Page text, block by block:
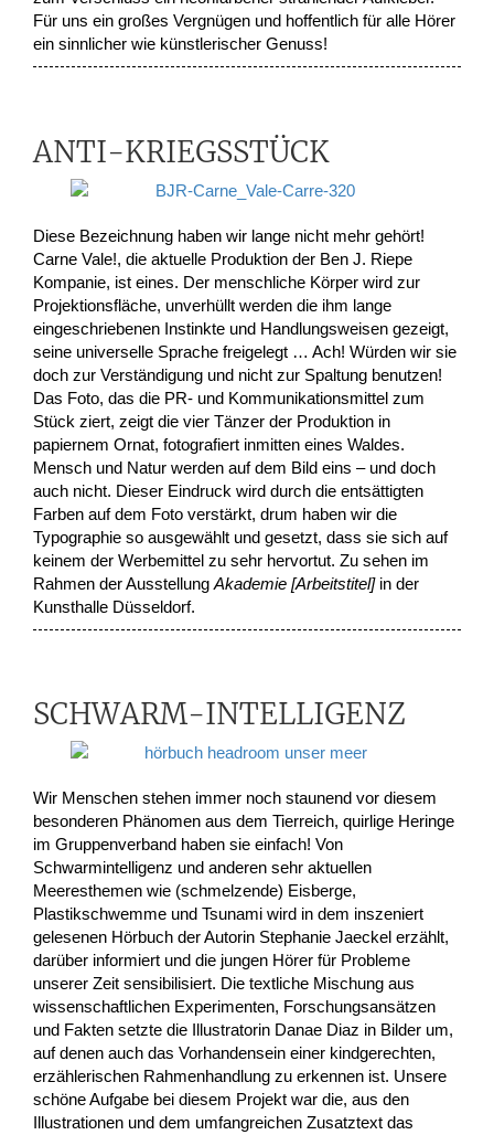
Für uns ein großes Vergnügen und hoffentlich für alle Hörer
ein sinnlicher wie künstlerischer Genuss!
ANTI-KRIEGSSTÜCK
Diese Bezeichnung haben wir lange nicht mehr gehört!
Carne Vale!, die aktuelle Produktion der Ben J. Riepe
Kompanie, ist eines. Der menschliche Körper wird zur
Projektionsfläche, unverhüllt werden die ihm lange
eingeschriebenen Instinkte und Handlungsweisen gezeigt,
seine universelle Sprache freigelegt … Ach! Würden wir sie
doch zur Verständigung und nicht zur Spaltung benutzen!
Das Foto, das die PR- und Kommunikationsmittel zum
Stück ziert, zeigt die vier Tänzer der Produktion in
papiernem Ornat, fotografiert inmitten eines Waldes.
Mensch und Natur werden auf dem Bild eins – und doch
auch nicht. Dieser Eindruck wird durch die entsättigten
Farben auf dem Foto verstärkt, drum haben wir die
Typographie so ausgewählt und gesetzt, dass sie sich auf
keinem der Werbemittel zu sehr hervortut. Zu sehen im
Rahmen der Ausstellung Akademie [Arbeitstitel]in der
Kunsthalle Düsseldorf.
SCHWARM-INTELLIGENZ
Wir Menschen stehen immer noch staunend vor diesem
besonderen Phänomen aus dem Tierreich, quirlige Heringe
im Gruppenverband haben sie einfach! Von
Schwarmintelligenz und anderen sehr aktuellen
Meeresthemen wie (schmelzende) Eisberge,
Plastikschwemme und Tsunami wird in dem inszeniert
gelesenen Hörbuch der Autorin Stephanie Jaeckel erzählt,
darüber informiert und die jungen Hörer für Probleme
unserer Zeit sensibilisiert. Die textliche Mischung aus
wissenschaftlichen Experimenten, Forschungsansätzen
und Fakten setzte die Illustratorin Danae Diaz in Bilder um,
auf denen auch das Vorhandensein einer kindgerechten,
erzählerischen Rahmenhandlung zu erkennen ist. Unsere
schöne Aufgabe bei diesem Projekt war die, aus den
Illustrationen und dem umfangreichen Zusatztext das